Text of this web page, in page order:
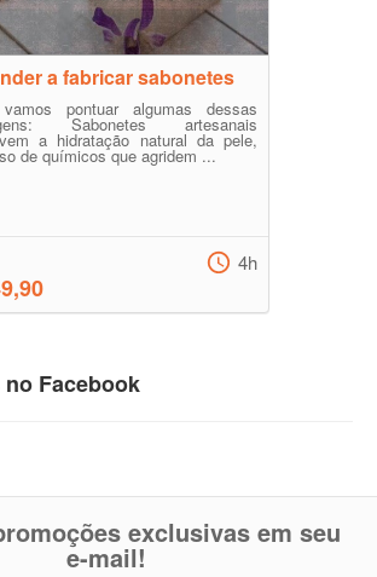
a fabricar sabonetes
pontuar algumas dessas
Sabonetes artesanais
a hidratação natural da pele,
de químicos que agridem ...
4h
Facebook
exclusivas em seu
e-mail!